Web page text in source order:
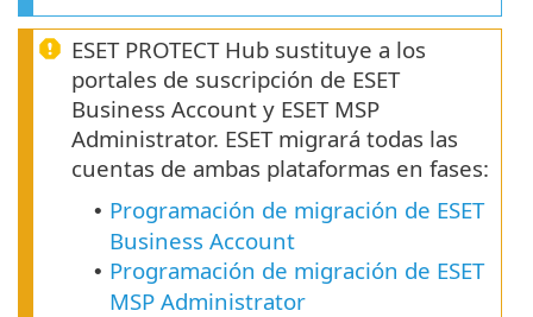
ESET PROTECT Hub sustituye a los
portales de suscripción de ESET
Business Account y ESET MSP
Administrator. ESET migrará todas las
cuentas de ambas plataformas en fases:
• Programación de migración de ESET
Business Account
• Programación de migración de ESET
MSP Administrator